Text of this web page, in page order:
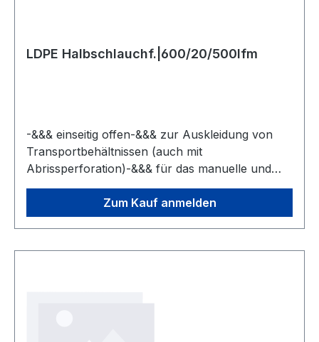
LDPE Halbschlauchf.|600/20/500lfm
-&&& einseitig offen-&&& zur Auskleidung von
Transportbehältnissen (auch mit
Abrissperforation)-&&& für das manuelle und
automatisierte Verpacken-&&& für
Tischverpackungsgeräte geeignet
Zum Kauf anmelden